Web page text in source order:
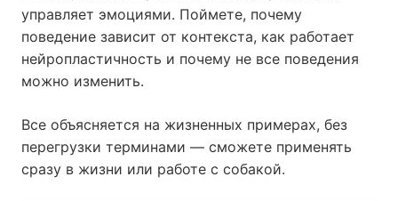
управляет эмоциями. Поймете, почему
поведение зависит от контекста, как работает
нейропластичность и почему не все поведения
можно изменить.
Все объясняется на жизненных примерах, без
перегрузки терминами — сможете применять
сразу в жизни или работе с собакой.